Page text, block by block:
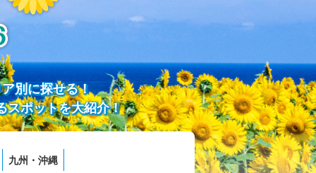
別に探せる！
スポットを大紹介！
九州・沖縄